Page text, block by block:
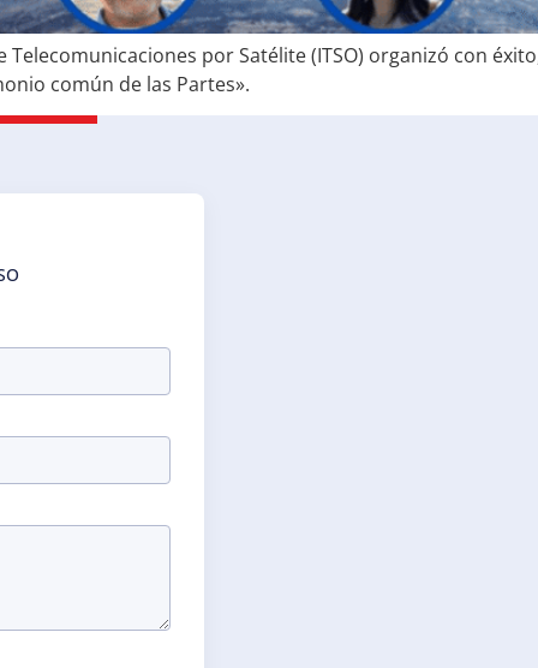
por Satélite (ITSO) organizó con
común de las Partes».